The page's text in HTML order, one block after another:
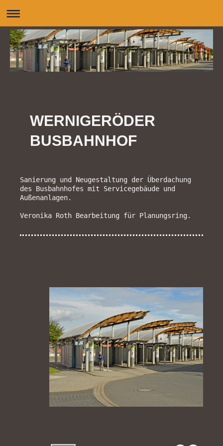
WERNIGERÖDER
BUSBAHNHOF
Sanierung und Neugestaltung der Überdachung
des Busbahnhofes mit Servicegebäude und
Außenanlagen.
Veronika Roth Bearbeitung für Planungsring.